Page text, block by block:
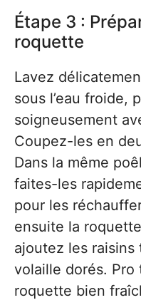
Étape 3 :
roquette
Lavez
sous l’eau froide,
soigneusement
Coupez-les en
Dans la même
faites-les
pour les
ensuite la
ajoutez les
volaille dorés. Pro
roquette bien